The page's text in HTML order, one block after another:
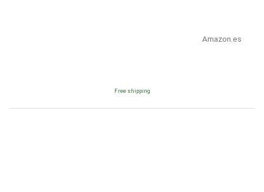
Amazon.es
Free shipping